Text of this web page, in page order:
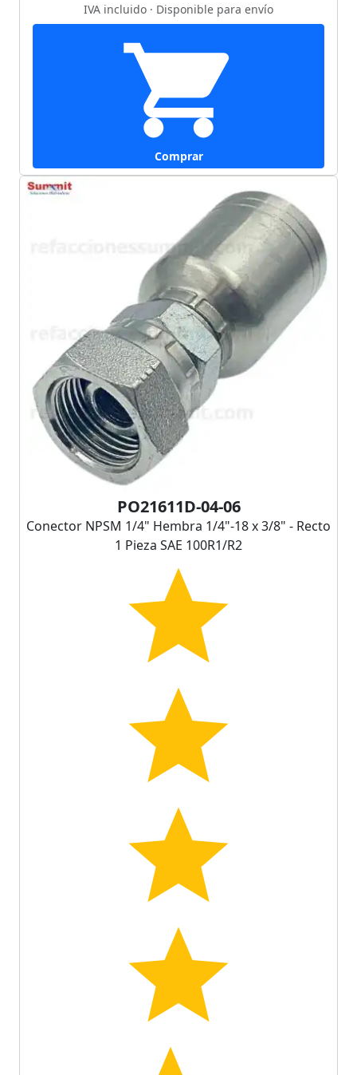
IVA incluido · Disponible para envío
Comprar
PO21611D-04-06
Conector NPSM 1/4" Hembra 1/4"-18 x 3/8" - Recto
1 Pieza SAE 100R1/R2